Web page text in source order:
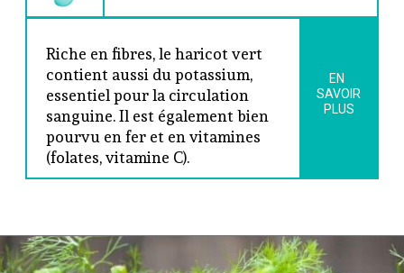
Riche en fibres, le haricot vert
contient aussi du potassium,
essentiel pour la circulation
sanguine. Il est également bien
pourvu en fer et en vitamines
(folates, vitamine C).
EN
SAVOIR
PLUS